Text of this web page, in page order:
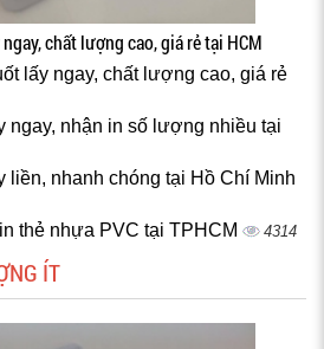
chất lượng cao, giá rẻ tại HCM
lấy ngay, chất lượng cao, giá rẻ
ngay, nhận in số lượng nhiều tại
liền, nhanh chóng tại Hồ Chí Minh
thẻ nhựa PVC tại TPHCM 4314
ÍT